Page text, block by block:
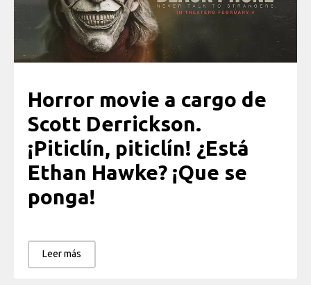
Horror movie a cargo de
Scott Derrickson.
¡Piticlín, piticlín! ¿Está
Ethan Hawke? ¡Que se
ponga!
Leer más